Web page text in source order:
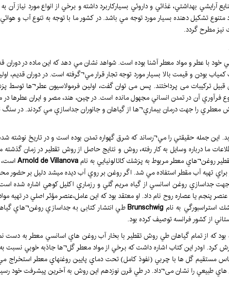
آرايشي بهداشتي، غذائي و داروئي بسياركاربرد داشته و برخي از انواع مورد
تشكيل دهنده بسيار مورد توجه مي باشد. در كشور ما با توجه به تنوع آب و
نيز مطرح گردد.
خود با عطر و مواد معطر آشنا بوده است. شواهد نشان مي دهد كه اين ماده در
بودن و قيمت بالا بسيار مورد توجه تجار قرار مي¬گرفته است. در دوران
تركيبات می پرداختند. پس می توان گفت، اولين فرمولاسيون عطر¬ها توسط
فرآوري آن در تمدن انساني مجهول مانده است. در چين، هند، مصر و ايران عطرها در
معطري را جهت درمان بيماري¬ها از گياهان و جانوران جداسازي مي كردند. در
اين جمله حقيقتي را مي¬رساند كه شرق گهواره تمدن بوده است و در تاريخ
ما درباره وسايل به كار رفته، روش و نتايج حاصل از روش تقطير در زمان
روغن¬هاي معطر مربوط به پزشك كاتالونيايي به نام Arnold de Villanova است،
تهيه آب مقطر استفاده مي شد. اگر روغن بر روي آب ديده میشد دليل بر حضور
جهت جداسازي روغن اسانسي از گياه مريم گلي و رزماري اكليل كوهي اشاره شده
عنصر پنجم يا عصاره روح نام داد. او معتقد بود كه اين عامل،عنصر مؤثر اصلي در
Brunschwigطي انتشار كتابی به جداسازي روغن¬هاي
از كشور فرانسه توصيف كرده بود.
مستقيم گل ها با چربي (نفوذ كامل) تحت دماي پايين روغنهاي معطر استخراج
هاي طبيعي را نشان می¬داد. در طي قرن نوزدهم اين روش به آخرين پيشرفت خود